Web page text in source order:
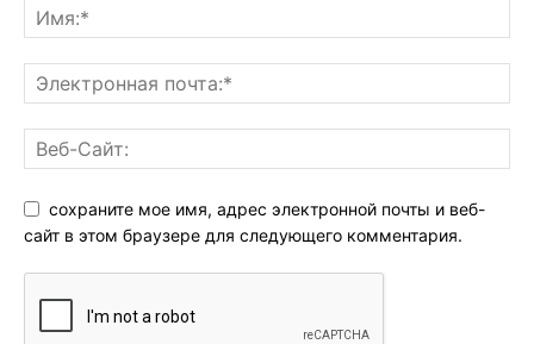
сохраните мое имя, адрес электронной почты и веб-
сайт в этом браузере для следующего комментария.